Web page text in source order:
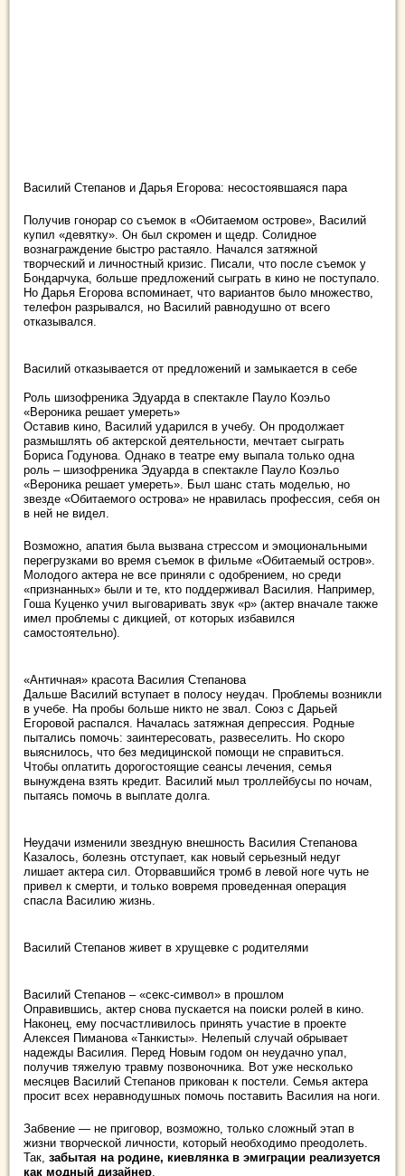
Василий Степанов и Дарья Егорова: несостоявшаяся пара
Получив гонорар со съемок в «Обитаемом острове», Василий
купил «девятку». Он был скромен и щедр. Солидное
вознаграждение быстро растаяло. Начался затяжной
творческий и личностный кризис. Писали, что после съемок у
Бондарчука, больше предложений сыграть в кино не поступало.
Но Дарья Егорова вспоминает, что вариантов было множество,
телефон разрывался, но Василий равнодушно от всего
отказывался.
Василий отказывается от предложений и замыкается в себе
Роль шизофреника Эдуарда в спектакле Пауло Коэльо
«Вероника решает умереть»
Оставив кино, Василий ударился в учебу. Он продолжает
размышлять об актерской деятельности, мечтает сыграть
Бориса Годунова. Однако в театре ему выпала только одна
роль – шизофреника Эдуарда в спектакле Пауло Коэльо
«Вероника решает умереть». Был шанс стать моделью, но
звезде «Обитаемого острова» не нравилась профессия, себя он
в ней не видел.
Возможно, апатия была вызвана стрессом и эмоциональными
перегрузками во время съемок в фильме «Обитаемый остров».
Молодого актера не все приняли с одобрением, но среди
«признанных» были и те, кто поддерживал Василия. Например,
Гоша Куценко учил выговаривать звук «р» (актер вначале также
имел проблемы с дикцией, от которых избавился
самостоятельно).
«Античная» красота Василия Степанова
Дальше Василий вступает в полосу неудач. Проблемы возникли
в учебе. На пробы больше никто не звал. Союз с Дарьей
Егоровой распался. Началась затяжная депрессия. Родные
пытались помочь: заинтересовать, развеселить. Но скоро
выяснилось, что без медицинской помощи не справиться.
Чтобы оплатить дорогостоящие сеансы лечения, семья
вынуждена взять кредит. Василий мыл троллейбусы по ночам,
пытаясь помочь в выплате долга.
Неудачи изменили звездную внешность Василия Степанова
Казалось, болезнь отступает, как новый серьезный недуг
лишает актера сил. Оторвавшийся тромб в левой ноге чуть не
привел к смерти, и только вовремя проведенная операция
спасла Василию жизнь.
Василий Степанов живет в хрущевке с родителями
Василий Степанов – «секс-символ» в прошлом
Оправившись, актер снова пускается на поиски ролей в кино.
Наконец, ему посчастливилось принять участие в проекте
Алексея Пиманова «Танкисты». Нелепый случай обрывает
надежды Василия. Перед Новым годом он неудачно упал,
получив тяжелую травму позвоночника. Вот уже несколько
месяцев Василий Степанов прикован к постели. Семья актера
просит всех неравнодушных помочь поставить Василия на ноги.
Забвение — не приговор, возможно, только сложный этап в
жизни творческой личности, который необходимо преодолеть.
Так, забытая на родине, киевлянка в эмиграции реализуется
как модный дизайнер.